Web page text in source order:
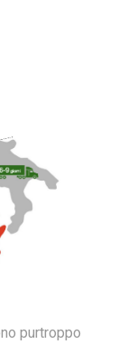
purtroppo